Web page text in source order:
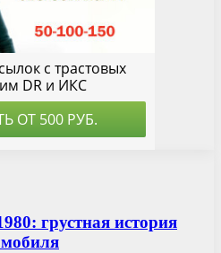
грустная история